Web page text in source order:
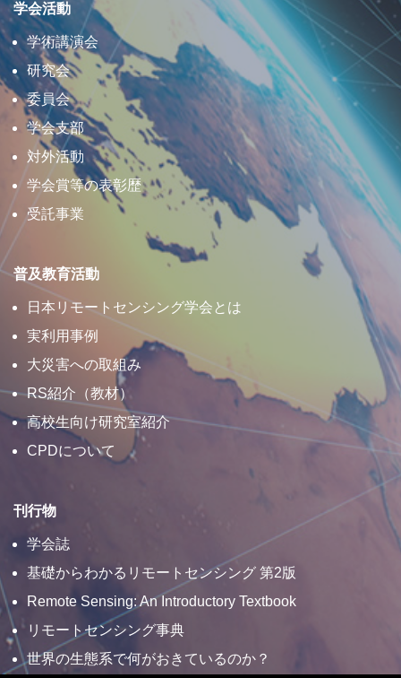
学会活動
学術講演会
研究会
委員会
学会支部
対外活動
学会賞等の表彰歴
受託事業
普及教育活動
日本リモートセンシング学会とは
実利用事例
大災害への取組み
RS紹介（教材）
高校生向け研究室紹介
CPDについて
刊行物
学会誌
基礎からわかるリモートセンシング 第2版
Remote Sensing: An Introductory Textbook
リモートセンシング事典
世界の生態系で何がおきているのか？